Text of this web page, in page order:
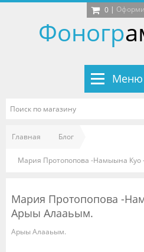
0 |
Фоногр
Меню
Главная Блог
Мария Протопопова -Намыына
Мария Протопопова -
Арыы Алааьым.
Арыы Алааьым.